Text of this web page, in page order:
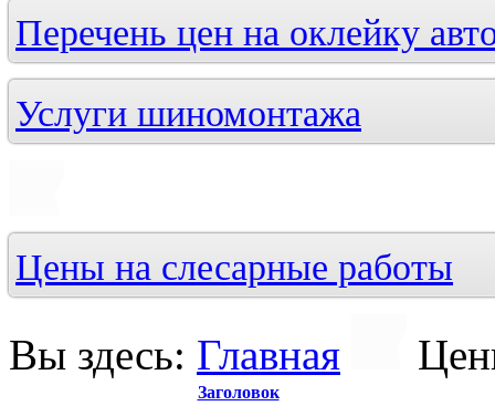
Перечень цен на оклейку
Услуги шиномонтажа
Цены на слесарные работы
Вы здесь: Главная
Заголовок